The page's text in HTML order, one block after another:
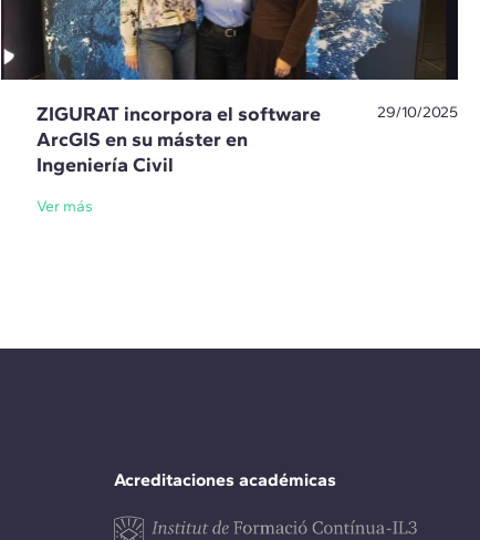
ZIGURAT incorpora el software
ArcGIS en su máster en
Ingeniería Civil
29/10/2025
Ver más
Acreditaciones académicas